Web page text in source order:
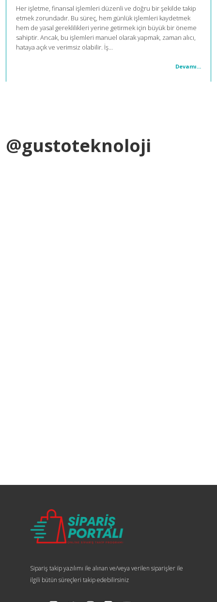
Her işletme, finansal işlemleri düzenli ve doğru bir şekilde takip
etmek zorundadır. Bu süreç, hem günlük işlemleri kaydetmek
hem de yasal gereklilikleri yerine getirmek için büyük bir öneme
sahiptir. Ancak, bu işlemleri manuel olarak yapmak, zaman alıcı,
hataya açık ve verimsiz olabilir. İş...
Devamı...
@gustoteknoloji
Sipariş takip yazılımı ile alınan ve/veya verilen siparişler ile
ilgili bütün süreçleri takip edebilirsiniz